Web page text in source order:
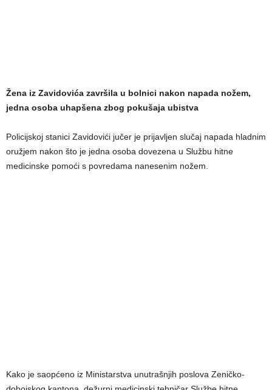
Žena iz Zavidovića završila u bolnici nakon napada nožem,
jedna osoba uhapšena zbog pokušaja ubistva
Policijskoj stanici Zavidovići jučer je prijavljen slučaj napada hladnim
oružjem nakon što je jedna osoba dovezena u Službu hitne
medicinske pomoći s povredama nanesenim nožem.
Kako je saopćeno iz Ministarstva unutrašnjih poslova Zeničko-